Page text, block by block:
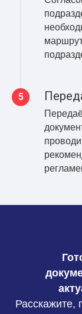
Расскажите,